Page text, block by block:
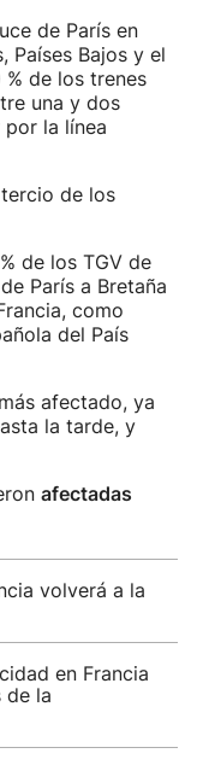
de París en
Países Bajos y el
de los trenes
una y dos
por la línea
de los
de los TGV de
París a Bretaña
como
del País
afectado, ya
la tarde, y
afectadas
volverá a la
en Francia
de la